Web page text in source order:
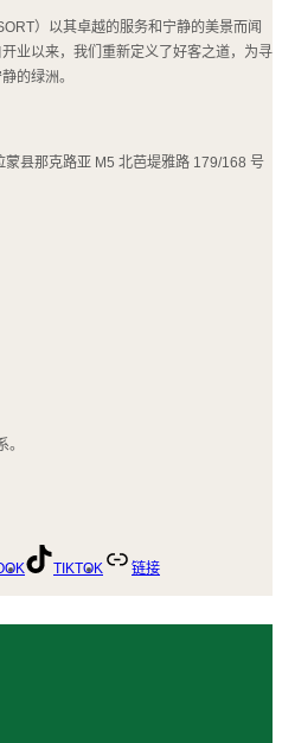
）以其卓越的服务和宁静的美景而闻
业以来，我们重新定义了好客之道，为寻
的绿洲。
县那克路亚 M5 北芭堤雅路 179/168 号
TIKTOK 链接